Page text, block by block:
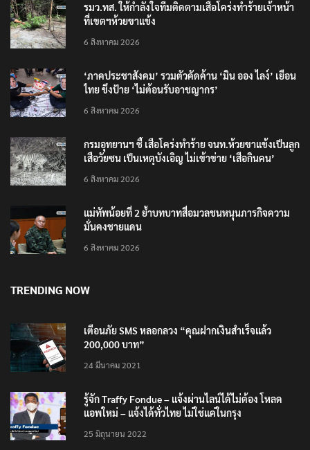
รมว.ทส. ให้กำลังใจทีมติดตามเสือโคร่งทำร้ายเจ้าหน้า
ที่เขตฯห้วยขาแข้ง
6 สิงหาคม 2026
‘ภาคประชาสังคม’ รวมตัวคัดค้าน ‘มิน ออง ไลง์’ เยือน
ไทย ขึงป้าย ‘ไม่ต้อนรับอาชญากร’
6 สิงหาคม 2026
กรมอุทยานฯ ชี้ เสือโคร่งทำร้าย จนท.ห้วยขาแข้งเป็นลูก
เสือวัยซน เป็นเหตุบังเอิญ ไม่เข้าข่าย ‘เสือกินคน’
6 สิงหาคม 2026
แม่ทัพน้อยที่ 2 ย้ำบทบาทสื่อมวลชนหนุนภารกิจความ
มั่นคงชายแดน
6 สิงหาคม 2026
TRENDING NOW
เตือนภัย SMS หลอกลวง “คุณฝากเงินสำเร็จแล้ว
200,000 บาท”
24 มีนาคม 2021
รู้จัก Traffy Fondue – แจ้งผ่านไลน์ได้ไม่ต้อง โหลด
แอพใหม่ – แจ้งได้ทั่วไทย ไม่ใช่แค่ในกรุง
25 มิถุนายน 2022